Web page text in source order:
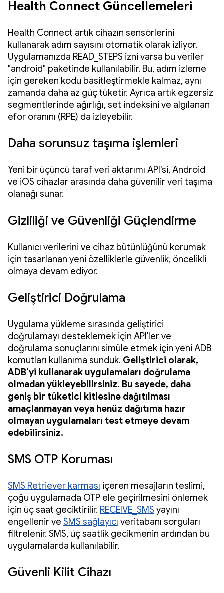
Health Connect Güncellemeleri
Health Connect artık cihazın sensörlerini
kullanarak adım sayısını otomatik olarak izliyor.
Uygulamanızda READ_STEPS izni varsa bu veriler
"android" paketinde kullanılabilir. Bu, adım izleme
için gereken kodu basitleştirmekle kalmaz, aynı
zamanda daha az güç tüketir. Ayrıca artık egzersiz
segmentlerinde ağırlığı, set indeksini ve algılanan
efor oranını (RPE) da izleyebilir.
Daha sorunsuz taşıma işlemleri
Yeni bir üçüncü taraf veri aktarımı API'si, Android
ve iOS cihazlar arasında daha güvenilir veri taşıma
olanağı sunar.
Gizliliği ve Güvenliği Güçlendirme
Kullanıcı verilerini ve cihaz bütünlüğünü korumak
için tasarlanan yeni özelliklerle güvenlik, öncelikli
olmaya devam ediyor.
Geliştirici Doğrulama
Uygulama yükleme sırasında geliştirici
doğrulamayı desteklemek için API'ler ve
doğrulama sonuçlarını simüle etmek için yeni ADB
komutları kullanıma sunduk. Geliştirici olarak,
ADB'yi kullanarak uygulamaları doğrulama
olmadan yükleyebilirsiniz. Bu sayede, daha
geniş bir tüketici kitlesine dağıtılması
amaçlanmayan veya henüz dağıtıma hazır
olmayan uygulamaları test etmeye devam
edebilirsiniz.
SMS OTP Koruması
SMS Retriever karması içeren mesajların teslimi,
çoğu uygulamada OTP ele geçirilmesini önlemek
için üç saat geciktirilir. RECEIVE_SMS yayını
engellenir ve SMS sağlayıcı veritabanı sorguları
filtrelenir. SMS, üç saatlik gecikmenin ardından bu
uygulamalarda kullanılabilir.
Güvenli Kilit Cihazı